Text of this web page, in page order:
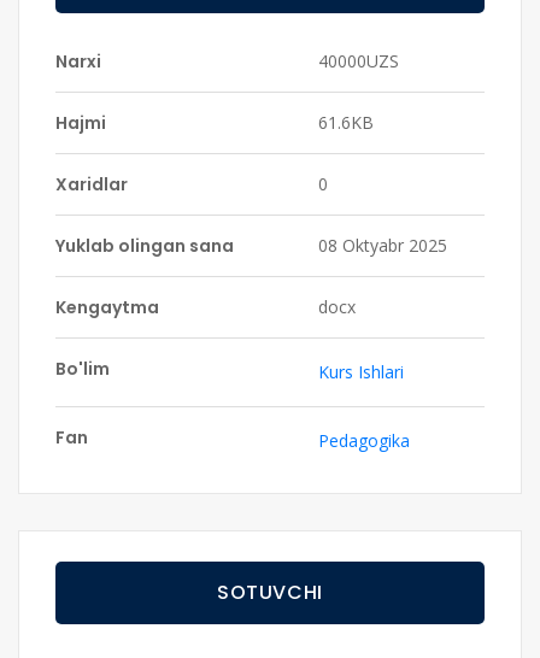
Narxi 40000UZS
Hajmi 61.6KB
Xaridlar 0
Yuklab olingan sana 08 Oktyabr 2025
Kengaytma docx
Bo'lim Kurs Ishlari
Fan Pedagogika
SOTUVCHI